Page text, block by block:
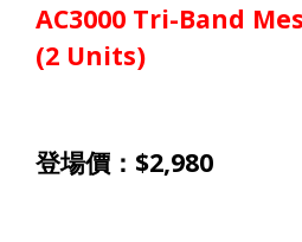
AC3000 Tri-Band
(2 Units)
登場價： $2,980